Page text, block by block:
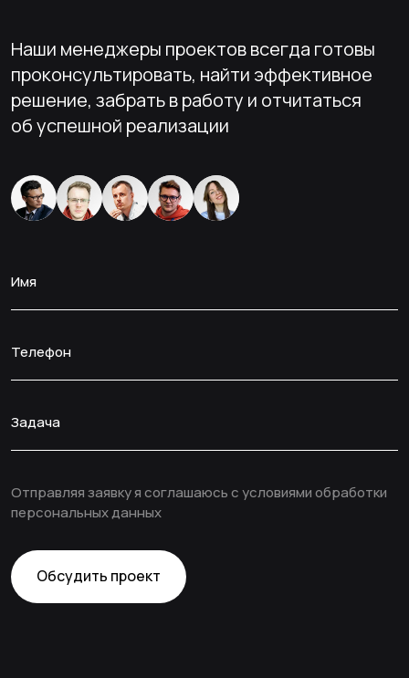
Наши менеджеры проектов всегда готовы
проконсультировать, найти эффективное
решение, забрать в работу и отчитаться
об успешной реализации
Имя
Телефон
Задача
Отправляя заявку я соглашаюсь с условиями обработки
персональных данных
Обсудить проект